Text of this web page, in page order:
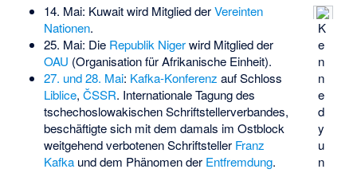
K
e
n
n
e
d
y
u
n
14. Mai: Kuwait wird Mitglied derVereinten
Nationen.
25. Mai: Die Republik Nigerwird Mitglied der
OAU (Organisation für Afrikanische Einheit).
27. und 28. Mai: Kafka-Konferenz auf Schloss
Liblice, ČSSR. Internationale Tagung des
tschechoslowakischen Schriftstellerverbandes,
beschäftigte sich mit dem damals im Ostblock
weitgehend verbotenen Schriftsteller Franz
Kafkaund dem Phänomen der Entfremdung.